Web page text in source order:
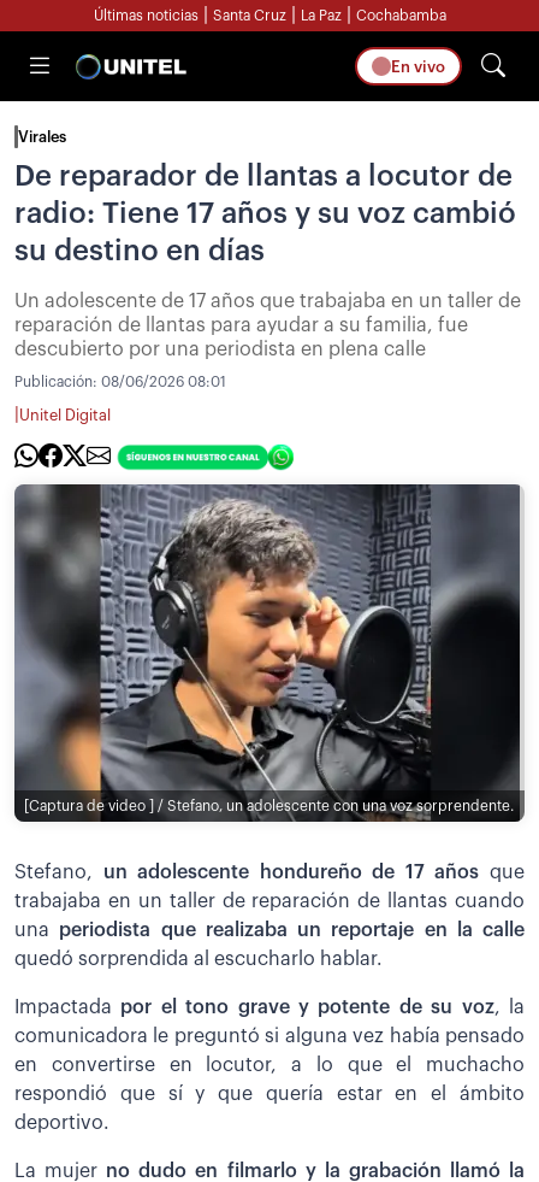
Últimas noticias Santa Cruz La Paz Cochabamba
En vivo
Virales
De reparador de llantas a locutor de
radio: Tiene 17 años y su voz cambió
su destino en días
Un adolescente de 17 años que trabajaba en un taller de
reparación de llantas para ayudar a su familia, fue
descubierto por una periodista en plena calle
Publicación: 08/06/2026 08:01
Unitel Digital
[Captura de video ] / Stefano, un adolescente con una voz sorprendente.
Stefano, un adolescente hondureño de 17 añosque
trabajaba en un taller de reparación de llantas cuando
una periodista que realizaba un reportaje en la calle
quedó sorprendida al escucharlo hablar.
Impactada por el tono grave y potente de su voz, la
comunicadora le preguntó si alguna vez había pensado
en convertirse en locutor, a lo que el muchacho
respondió que sí y que quería estar en el ámbito
deportivo.
La mujer no dudo en filmarlo y la grabación llamó la